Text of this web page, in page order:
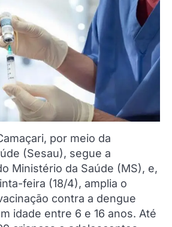
por meio da
(Sesau), segue a
Ministério da Saúde (MS), e,
feira (18/4), amplia o
contra a dengue
idade entre 6 e 16 anos. Até